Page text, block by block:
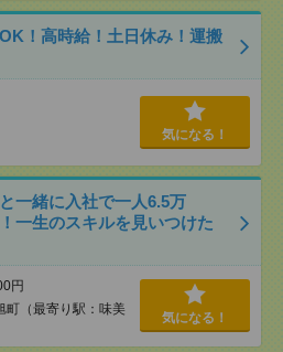
！高時給！土日休み！運搬
気になる！
一緒に入社で一人6.5万
一生のスキルを見いつけた
円
町（最寄り駅：味美
気になる！